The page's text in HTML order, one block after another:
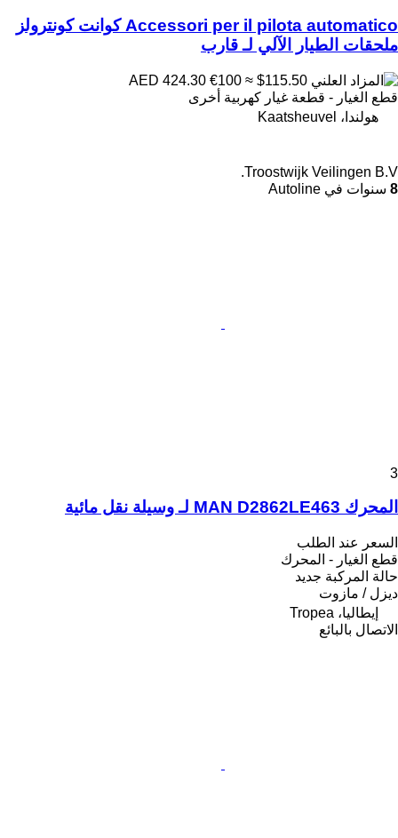
Accessori per il pilota automatico كوانت كونترولز
ملحقات الطيار الآلي لـ قارب
€100 ≈ $115.50
قطع الغيار - قطعة غيار كهربية أخرى
هولندا، Kaatsheuvel
Troostwijk Veilingen B.V.
8 سنوات في Autoline
3
المحرك MAN D2862LE463 لـ وسيلة نقل مائية
السعر عند الطلب
قطع الغيار - المحرك
حالة المركبة جديد
ديزل / مازوت
إيطاليا، Tropea
الاتصال بالبائع